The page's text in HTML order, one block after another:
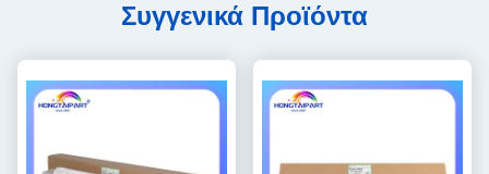
Συγγενικά Προϊόντα